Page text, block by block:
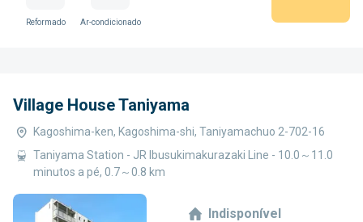
Reformado Ar-condicionado
Village House Taniyama
Kagoshima-ken, Kagoshima-shi, Taniyamachuo 2-702-16
Taniyama Station - JR Ibusukimakurazaki Line - 10.0～11.0
minutos a pé, 0.7～0.8 km
Indisponível